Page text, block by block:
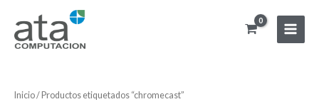
contenido
Main
Menu
Inicio/ Productos etiquetados “chromecast”